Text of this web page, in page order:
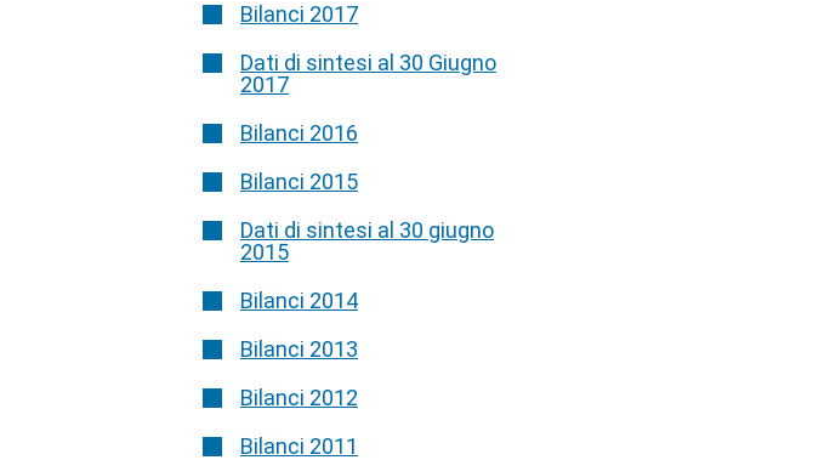
Bilanci 2017
Dati di sintesi al 30 Giugno
2017
Bilanci 2016
Bilanci 2015
Dati di sintesi al 30 giugno
2015
Bilanci 2014
Bilanci 2013
Bilanci 2012
Bilanci 2011